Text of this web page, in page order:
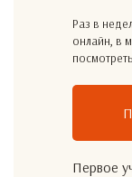
Раз в
онлайн, в
Первое